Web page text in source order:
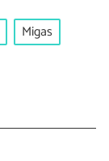
Migas